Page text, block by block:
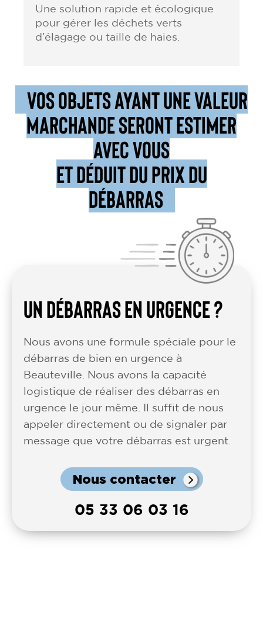
Une solution rapide et écologique
pour gérer les déchets verts
d’élagage ou taille de haies.
VOS OBJETS AYANT UNE VALEUR
MARCHANDE SERONT ESTIMER
AVEC VOUS
ET DÉDUIT DU PRIX DU
DÉBARRAS
UN DÉBARRAS EN URGENCE ?
Nous avons une formule spéciale pour le
débarras de bien en urgence à
Beauteville. Nous avons la capacité
logistique de réaliser des débarras en
urgence le jour même. Il suffit de nous
appeler directement ou de signaler par
message que votre débarras est urgent.
Nous contacter
05 33 06 03 16